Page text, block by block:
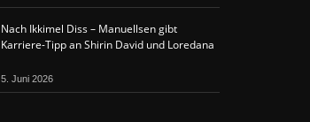
Nach Ikkimel Diss – Manuellsen gibt
Karriere-Tipp an Shirin David und Loredana
5. Juni 2026